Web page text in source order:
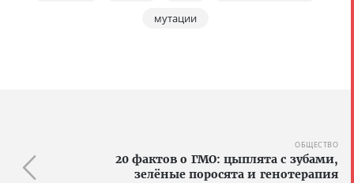
мутации
ОБЩЕСТВО
20 фактов о ГМО: цыплята с зубами,
зелёные поросята и генотерапия